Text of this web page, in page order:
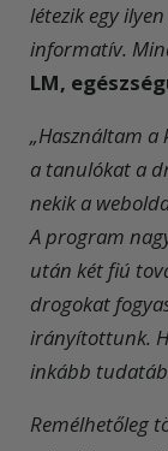
létezik egy
informatív.
LM,
„Használtam
a tanulókat a
nekik a
A program
után két fiú
drogokat
irányítottunk.
inkább
Remélhetőleg